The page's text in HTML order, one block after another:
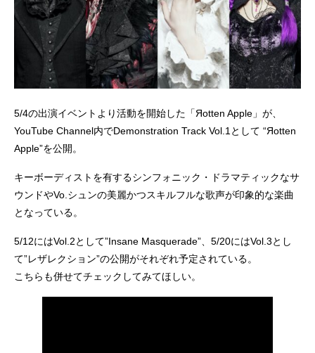
5/4の出演イベントより活動を開始した「Яotten Apple」が、
YouTube Channel内でDemonstration Track Vol.1として “Яotten
Apple”を公開。
キーボーディストを有するシンフォニック・ドラマティックなサ
ウンドやVo.シュンの美麗かつスキルフルな歌声が印象的な楽曲
となっている。
5/12にはVol.2として”Insane Masquerade”、5/20にはVol.3とし
て”レザレクション”の公開がそれぞれ予定されている。
こちらも併せてチェックしてみてほしい。